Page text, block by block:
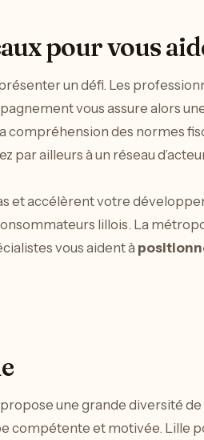
pour vous
un défi. Les
vous assure alors
compréhension des normes
ailleurs à un réseau
et accélèrent votre
lillois. La
vous aident à
une grande diversité
compétente et motivée. Lille